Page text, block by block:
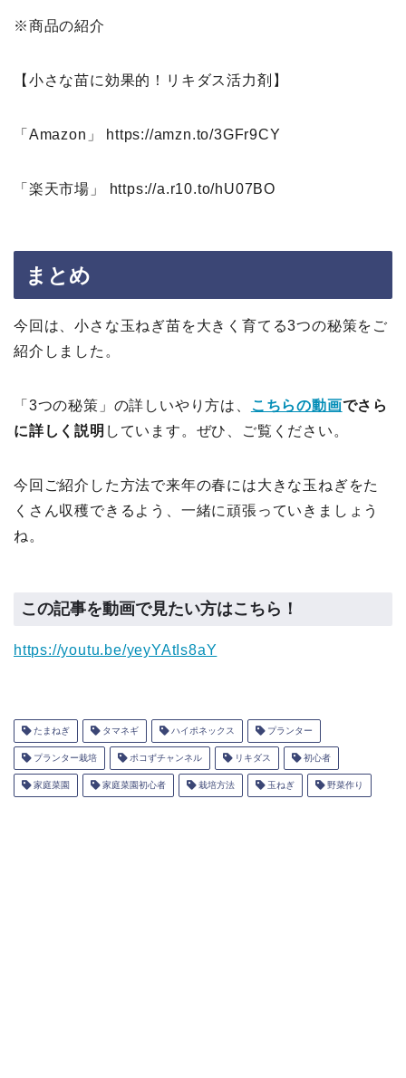
※商品の紹介
【小さな苗に効果的！リキダス活力剤】
「Amazon」 https://amzn.to/3GFr9CY
「楽天市場」 https://a.r10.to/hU07BO
まとめ
今回は、小さな玉ねぎ苗を大きく育てる3つの秘策をご
紹介しました。
「3つの秘策」の詳しいやり方は、 こちらの動画でさら
に詳しく説明 しています。ぜひ、ご覧ください。
今回ご紹介した方法で来年の春には大きな玉ねぎをた
くさん収穫できるよう、一緒に頑張っていきましょう
ね。
この記事を動画で見たい方はこちら！
https://youtu.be/yeyYAtIs8aY
たまねぎ タマネギ ハイポネックス プランター
プランター栽培 ポコずチャンネル リキダス 初心者
家庭菜園 家庭菜園初心者 栽培方法 玉ねぎ 野菜作り